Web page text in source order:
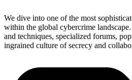
We dive into one of the most
within the global cybercrime
and techniques, specialized forums,
ingrained culture of secrecy and